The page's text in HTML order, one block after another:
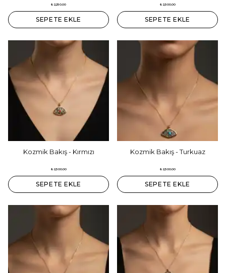
₺ 2,250.00
SEPETE EKLE
₺ 2,500.00
SEPETE EKLE
Kozmik Bakış - Kırmızı
₺ 2,500.00
SEPETE EKLE
Kozmik Bakış - Turkuaz
₺ 2,500.00
SEPETE EKLE